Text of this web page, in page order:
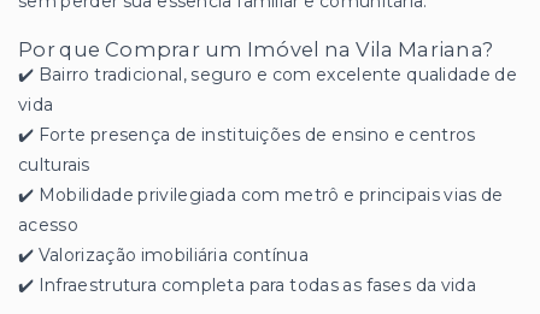
Por que Comprar um Imóvel na Vila Mariana?
✔️ Bairro tradicional, seguro e com excelente qualidade de
vida
✔️ Forte presença de instituições de ensino e centros
culturais
✔️ Mobilidade privilegiada com metrô e principais vias de
acesso
✔️ Valorização imobiliária contínua
✔️ Infraestrutura completa para todas as fases da vida